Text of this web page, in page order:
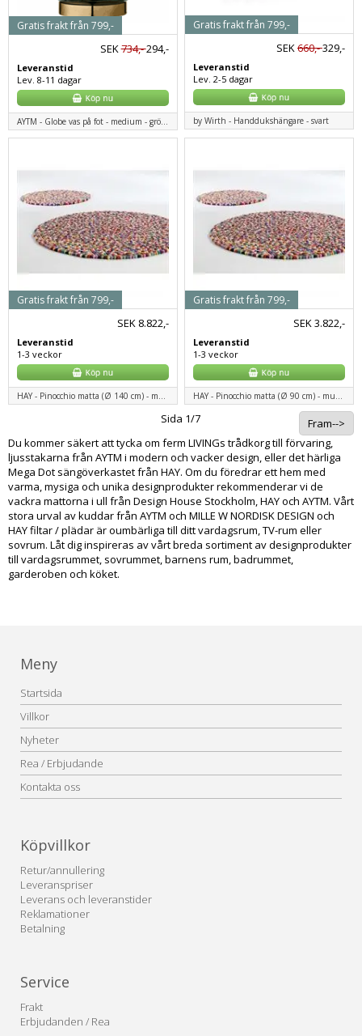
SEK734,-294,-
Leveranstid
Lev. 8-11 dagar
Gratis frakt från 799,-
AYTM - Globe vas på fot - medium - grön/mässing
SEK660,-329,-
Leveranstid
Lev. 2-5 dagar
Gratis frakt från 799,-
by Wirth - Handdukshängare - svart
SEK 8.822,-
Leveranstid
1-3 veckor
Gratis frakt från 799,-
SEK3.822,-
Leveranstid
1-3 veckor
Gratis frakt från 799,-
Sida 1/7
Fram-->
Du kommer säkert att tycka om ferm LIVINGs trådkorg till förvaring,
ljusstakarna från AYTM i modern och vacker design, eller det härliga
Mega Dot sängöverkastet från HAY. Om du föredrar ett hem med
varma, mysiga och unika designprodukter rekommenderar vi de
vackra mattorna i ull från Design House Stockholm, HAY och AYTM. Vårt
stora urval av kuddar från AYTM och MILLE W NORDISK DESIGN och
HAY filtar / plädar är oumbärliga till ditt vardagsrum, TV-rum eller
sovrum. Låt dig inspireras av vårt breda sortiment av designprodukter
till vardagsrummet, sovrummet, barnens rum, badrummet,
garderoben och köket.
Meny
Startsida
Villkor
Nyheter
Rea / Erbjudande
Kontakta oss
Köpvillkor
Retur/annullering
Leveranspriser
Leverans och leveranstider
Reklamationer
Betalning
Service
Frakt
Erbjudanden / Rea